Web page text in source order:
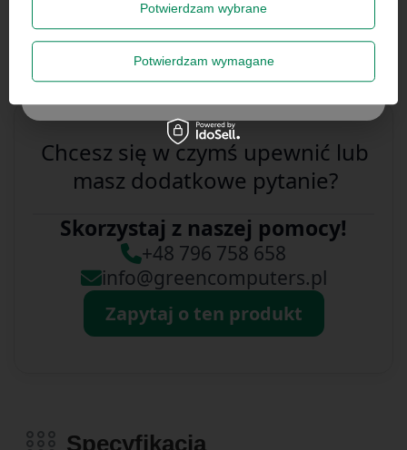
Dell P2723D 27" B
913,00 zł / szt.
Dell P2719H W27" A-
605,00 zł / szt.
Chcesz się w czymś upewnić lub
masz dodatkowe pytanie?
Skorzystaj z naszej pomocy!
+48 796 758 658
info@greencomputers.pl
Zapytaj o ten produkt
Specyfikacja
Zapisz się
Potwierdzam wybrane
Potwierdzam wymagane